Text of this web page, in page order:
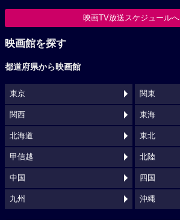
映画TV放送スケジュールへ
映画館を探す
都道府県から映画館
東京 関東
関西 東海
北海道 東北
甲信越 北陸
中国 四国
九州 沖縄